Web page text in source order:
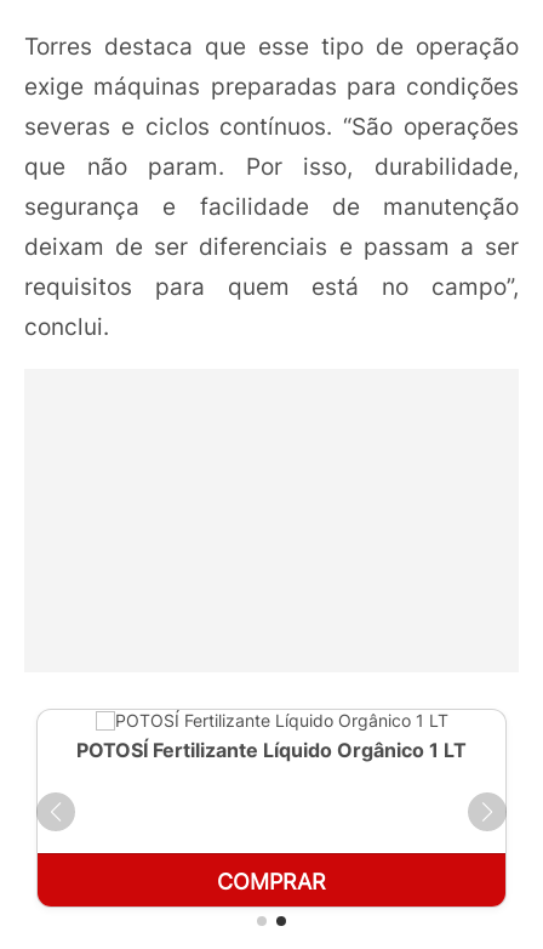
Torres destaca que esse tipo de operação
exige máquinas preparadas para condições
severas e ciclos contínuos. “São operações
que não param. Por isso, durabilidade,
segurança e facilidade de manutenção
deixam de ser diferenciais e passam a ser
requisitos para quem está no campo”,
conclui.
POTOSÍ Fertilizante Líquido Orgânico 1 LT
COMPRAR